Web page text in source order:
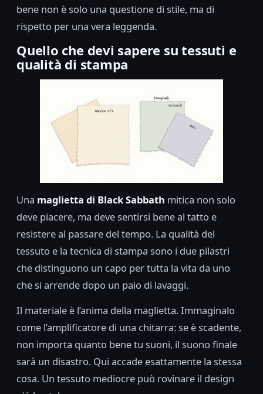
bene non è solo una questione di stile, ma di
rispetto per una vera leggenda.
Quello che devi sapere su tessuti e
qualità di stampa
Una maglietta di Black Sabbath mitica non solo
deve piacere, ma deve sentirsi bene al tatto e
resistere al passare del tempo. La qualità del
tessuto e la tecnica di stampa sono i due pilastri
che distinguono un capo per tutta la vita da uno
che si arrende dopo un paio di lavaggi.
Il materiale è l’anima della maglietta. Immaginalo
come l’amplificatore di una chitarra: se è scadente,
non importa quanto bene tu suoni, il suono finale
sarà un disastro. Qui accade esattamente la stessa
cosa. Un tessuto mediocre può rovinare il design